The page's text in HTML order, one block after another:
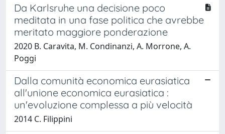
Da Karlsruhe una decisione poco
meditata in una fase politica che avrebbe
meritato maggiore ponderazione
2020 B. Caravita, M. Condinanzi, A. Morrone, A.
Poggi
Dalla comunità economica eurasiatica
all'unione economica eurasiatica :
un'evoluzione complessa a più velocità
2014 C. Filippini